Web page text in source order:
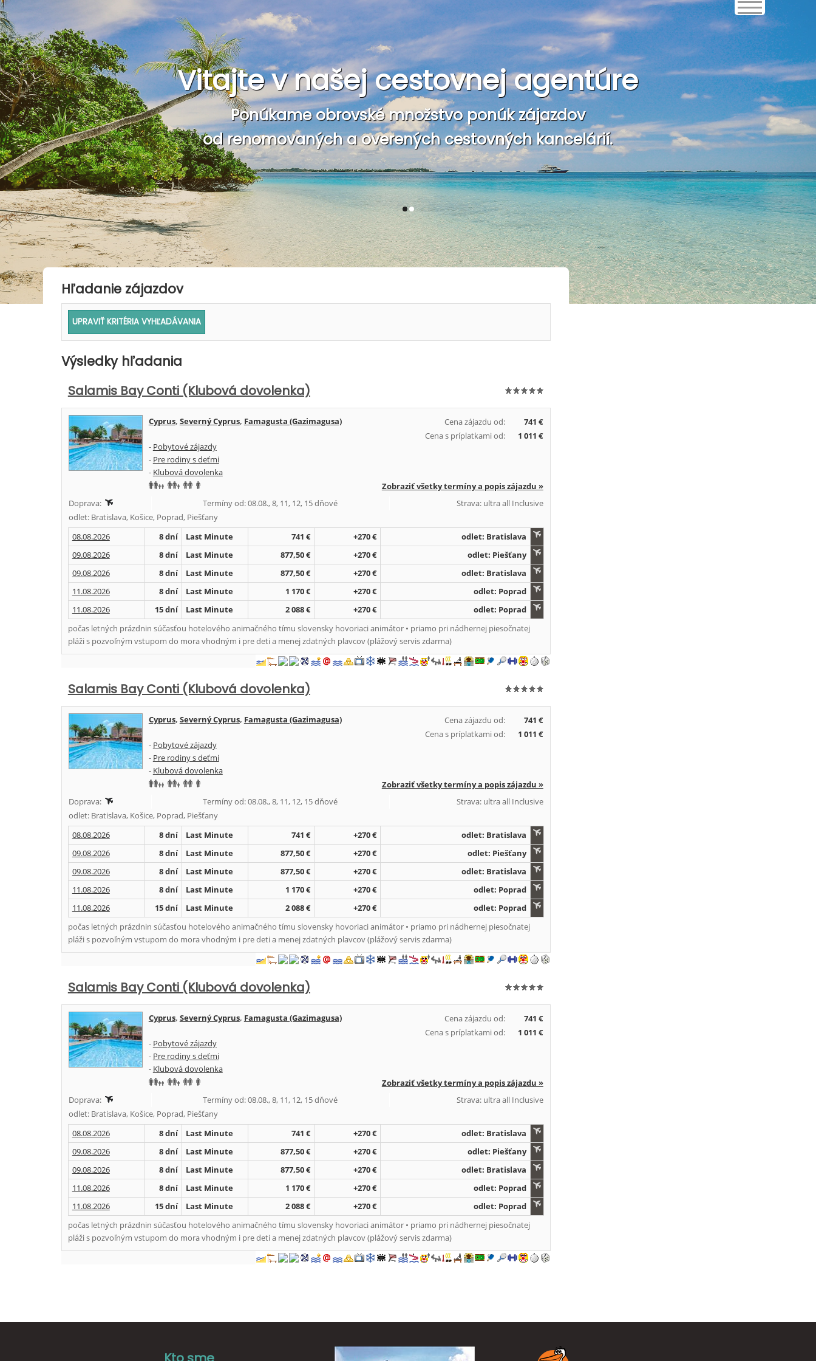
Vitajte v našej cestovnej agentúre
Ponúkame obrovské množstvo ponúk zájazdov
od renomovaných a overených cestovných kancelárií.
1 2
Hľadanie zájazdov
Výsledky hľadania
Salamis Bay Conti (Klubová dovolenka)
Cena zájazdu od:
741 €
Cena s príplatkami od:
1 011 €
Cyprus, Severný Cyprus, Famagusta (Gazimagusa)
- Pobytové zájazdy
- Pre rodiny s deťmi
- Klubová dovolenka
Zobraziť všetky termíny a popis zájazdu »
Doprava:
Termíny od: 08.08., 8, 11, 12, 15 dňové
Strava: ultra all Inclusive
odlet: Bratislava, Košice, Poprad, Piešťany
08.08.2026
8 dní Last Minute 741 € +270 €
odlet: Bratislava
09.08.2026
8 dní Last Minute 877,50 € +270 €
odlet: Piešťany
09.08.2026
8 dní Last Minute 877,50 € +270 €
odlet: Bratislava
11.08.2026
8 dní Last Minute 1 170 € +270 €
odlet: Poprad
11.08.2026
15 dní Last Minute 2 088 € +270 €
odlet: Poprad
počas letných prázdnin súčasťou hotelového animačného tímu slovensky hovoriaci animátor • priamo pri nádhernej piesočnatej
pláži s pozvoľným vstupom do mora vhodným i pre deti a menej zdatných plavcov (plážový servis zdarma)
Salamis Bay Conti (Klubová dovolenka)
Cena zájazdu od:
741 €
Cena s príplatkami od:
1 011 €
Cyprus, Severný Cyprus, Famagusta (Gazimagusa)
- Pobytové zájazdy
- Pre rodiny s deťmi
- Klubová dovolenka
Zobraziť všetky termíny a popis zájazdu »
Doprava:
Termíny od: 08.08., 8, 11, 12, 15 dňové
Strava: ultra all Inclusive
odlet: Bratislava, Košice, Poprad, Piešťany
08.08.2026
8 dní Last Minute 741 € +270 €
odlet: Bratislava
09.08.2026
8 dní Last Minute 877,50 € +270 €
odlet: Piešťany
09.08.2026
8 dní Last Minute 877,50 € +270 €
odlet: Bratislava
11.08.2026
8 dní Last Minute 1 170 € +270 €
odlet: Poprad
11.08.2026
15 dní Last Minute 2 088 € +270 €
odlet: Poprad
počas letných prázdnin súčasťou hotelového animačného tímu slovensky hovoriaci animátor • priamo pri nádhernej piesočnatej
pláži s pozvoľným vstupom do mora vhodným i pre deti a menej zdatných plavcov (plážový servis zdarma)
Salamis Bay Conti (Klubová dovolenka)
Cena zájazdu od:
741 €
Cena s príplatkami od:
1 011 €
Cyprus, Severný Cyprus, Famagusta (Gazimagusa)
- Pobytové zájazdy
- Pre rodiny s deťmi
- Klubová dovolenka
Zobraziť všetky termíny a popis zájazdu »
Doprava:
Termíny od: 08.08., 8, 11, 12, 15 dňové
Strava: ultra all Inclusive
odlet: Bratislava, Košice, Poprad, Piešťany
08.08.2026
8 dní Last Minute 741 € +270 €
odlet: Bratislava
09.08.2026
8 dní Last Minute 877,50 € +270 €
odlet: Piešťany
09.08.2026
8 dní Last Minute 877,50 € +270 €
odlet: Bratislava
11.08.2026
8 dní Last Minute 1 170 € +270 €
odlet: Poprad
11.08.2026
15 dní Last Minute 2 088 € +270 €
odlet: Poprad
počas letných prázdnin súčasťou hotelového animačného tímu slovensky hovoriaci animátor • priamo pri nádhernej piesočnatej
pláži s pozvoľným vstupom do mora vhodným i pre deti a menej zdatných plavcov (plážový servis zdarma)